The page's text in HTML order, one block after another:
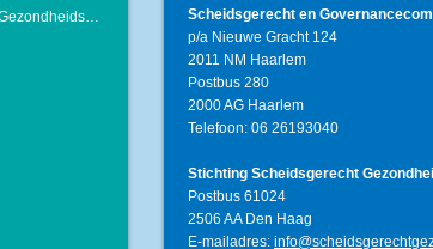
Statuten Stichting Scheidsgerecht Gezondheidszorg
Scheidsgerecht en
p/a Nieuwe Gracht 124
2011 NM Haarlem
Postbus 280
2000 AG Haarlem
Telefoon: 06 26193040
Stichting Scheidsgerecht
Postbus 61024
2506 AA Den Haag
E-mailadres: